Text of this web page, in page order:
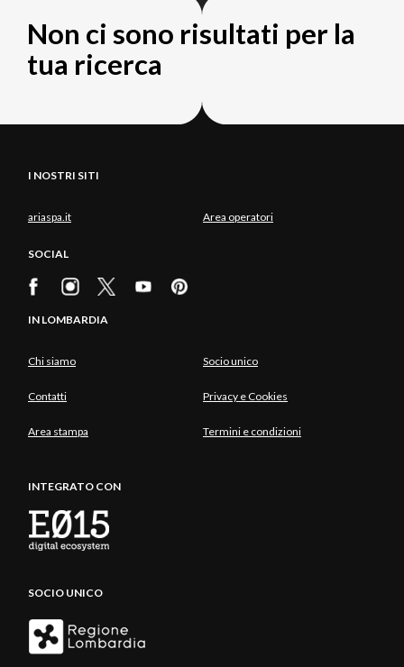
Non ci sono risultati per la
tua ricerca
I NOSTRI SITI
ariaspa.it Area operatori
SOCIAL
IN LOMBARDIA
Chi siamo Socio unico
Contatti Privacy e Cookies
Area stampa Termini e condizioni
INTEGRATO CON
SOCIO UNICO